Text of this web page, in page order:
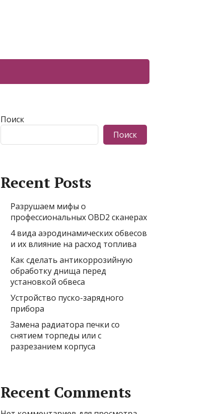
Поиск
Поиск
Recent Posts
Разрушаем мифы о
профессиональных OBD2 сканерах
4 вида аэродинамических обвесов
и их влияние на расход топлива
Как сделать антикоррозийную
обработку днища перед
установкой обвеса
Устройство пуско-зарядного
прибора
Замена радиатора печки со
снятием торпеды или с
разрезанием корпуса
Recent Comments